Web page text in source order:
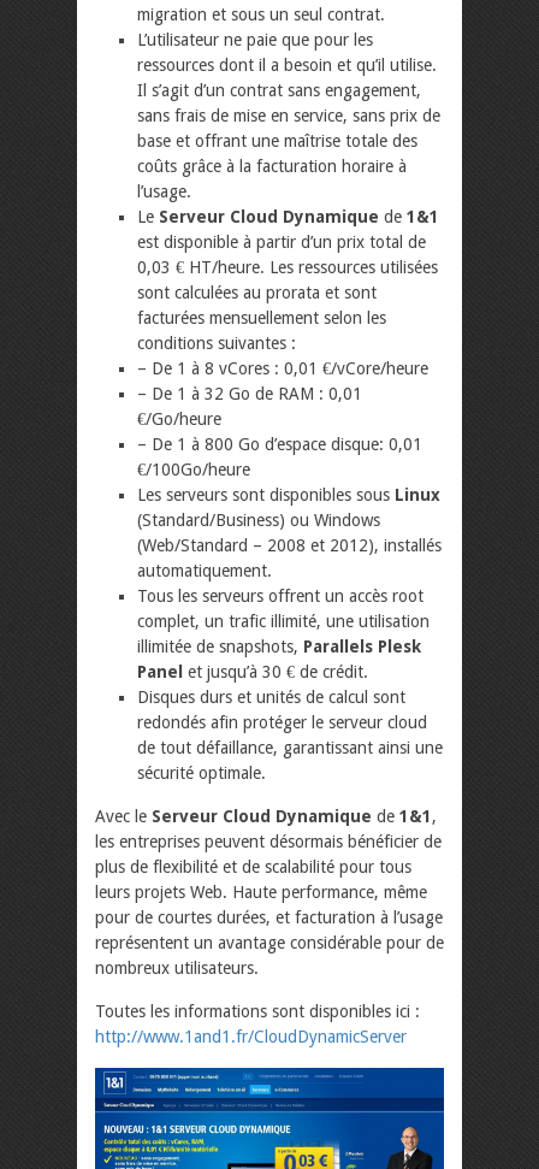
migration et sous un seul contrat.
L’utilisateur ne paie que pour les
ressources dont il a besoin et qu’il utilise.
Il s’agit d’un contrat sans engagement,
sans frais de mise en service, sans prix de
base et offrant une maîtrise totale des
coûts grâce à la facturation horaire à
l’usage.
Le Serveur Cloud Dynamique de 1&1
est disponible à partir d’un prix total de
0,03 € HT/heure. Les ressources utilisées
sont calculées au prorata et sont
facturées mensuellement selon les
conditions suivantes :
– De 1 à 8 vCores : 0,01 €/vCore/heure
– De 1 à 32 Go de RAM : 0,01
€/Go/heure
– De 1 à 800 Go d’espace disque: 0,01
€/100Go/heure
Les serveurs sont disponibles sous Linux
(Standard/Business) ou Windows
(Web/Standard – 2008 et 2012), installés
automatiquement.
Tous les serveurs offrent un accès root
complet, un trafic illimité, une utilisation
illimitée de snapshots, Parallels Plesk
Panel et jusqu’à 30 € de crédit.
Disques durs et unités de calcul sont
redondés afin protéger le serveur cloud
de tout défaillance, garantissant ainsi une
sécurité optimale.
Avec le Serveur Cloud Dynamique de 1&1,
les entreprises peuvent désormais bénéficier de
plus de flexibilité et de scalabilité pour tous
leurs projets Web. Haute performance, même
pour de courtes durées, et facturation à l’usage
représentent un avantage considérable pour de
nombreux utilisateurs.
Toutes les informations sont disponibles ici :
http://www.1and1.fr/CloudDynamicServer